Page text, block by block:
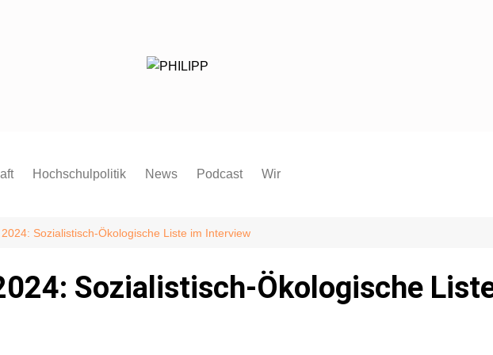
Hochschulpolitik News Podcast Wir
Pressespiegel
Sozialistisch-Ökologische Liste im Interview
Sozialistisch-Ökologische